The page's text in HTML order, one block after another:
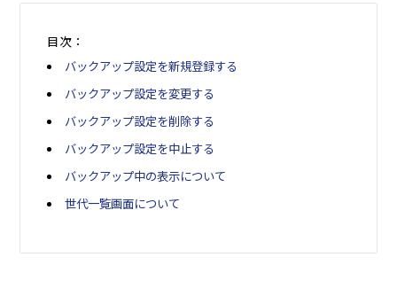
目次：
バックアップ設定を新規登録する
バックアップ設定を変更する
バックアップ設定を削除する
バックアップ設定を中止する
バックアップ中の表示について
世代一覧画面について